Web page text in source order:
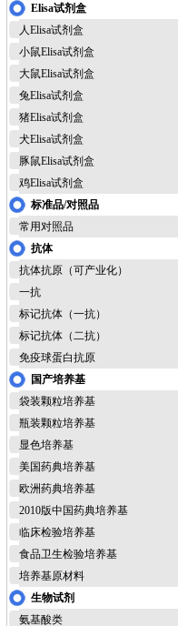
Elisa试剂盒
人Elisa试剂盒
小鼠Elisa试剂盒
大鼠Elisa试剂盒
兔Elisa试剂盒
猪Elisa试剂盒
犬Elisa试剂盒
豚鼠Elisa试剂盒
鸡Elisa试剂盒
标准品/对照品
常用对照品
抗体
抗体抗原（可产业化）
一抗
标记抗体（一抗）
标记抗体（二抗）
免疫球蛋白抗原
国产培养基
袋装颗粒培养基
瓶装颗粒培养基
显色培养基
美国药典培养基
欧洲药典培养基
2010版中国药典培养基
临床检验培养基
食品卫生检验培养基
培养基原材料
生物试剂
氨基酸类